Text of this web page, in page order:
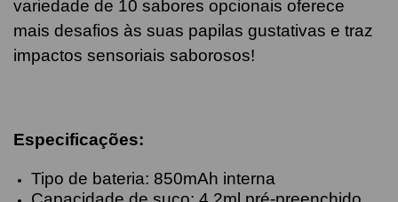
variedade de 10 sabores opcionais oferece
mais desafios às suas papilas gustativas e traz
impactos sensoriais saborosos!
Especificações:
Tipo de bateria: 850mAh interna